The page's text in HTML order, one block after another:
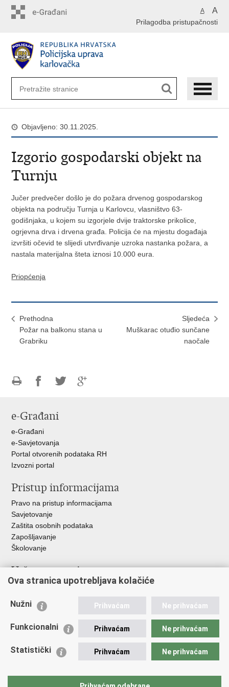
A A
Prilagodba pristupačnosti
Objavljeno: 30.11.2025.
Izgorio gospodarski objekt na
Turnju
Jučer predvečer došlo je do požara drvenog gospodarskog
objekta na području Turnja u Karlovcu, vlasništvo 63-
godišnjaka, u kojem su izgorjele dvije traktorske prikolice,
ogrjevna drva i drvena građa. Policija će na mjestu događaja
izvršiti očevid te slijedi utvrđivanje uzroka nastanka požara, a
nastala materijalna šteta iznosi 10.000 eura.
Priopćenja
Prethodna
Požar na balkonu stana u
Grabriku
Sljedeća
Muškarac otuđio sunčane
naočale
FacebookuTwitteru
e-Građani
e-Građani
e-Savjetovanja
Portal otvorenih podataka RH
Izvozni portal
Pristup informacijama
Pravo na pristup informacijama
Savjetovanje
Zaštita osobnih podataka
Zapošljavanje
Školovanje
Važne poveznice
Ministarstvo unutarnjih poslova
Udruge
Policijska akademija
Zaklada policijske solidarnosti
Vučetić"
Ova stranica upotrebljava kolačiće
Nužni Prihvaćam Ne prihvaćam
Funkcionalni Prihvaćam Ne prihvaćam
Statistički Prihvaćam Ne prihvaćam